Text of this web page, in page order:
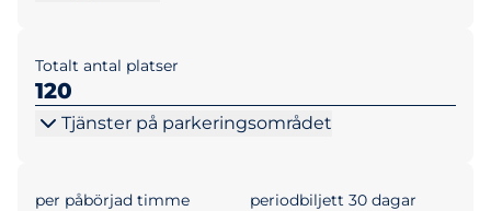
Totalt antal platser
120
Tjänster på parkeringsområdet
per påbörjad timme periodbiljett 30 dagar